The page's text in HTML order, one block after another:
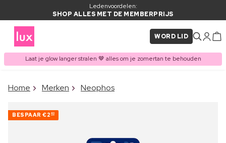
Ledenvoordelen:
SHOP ALLES MET DE MEMBERPRIJS
WORD LID
Laat je glow langer stralen 🤎 alles om je zomertan te behouden
ITEM TOEGEVOEGD AAN
Vaak samen gekocht met
Home Merken Neophos
BESPAAR €2 40